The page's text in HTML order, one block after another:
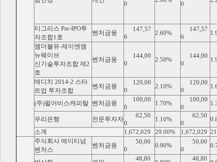
0
0
티그리스 Pre-IPO투
자조합1호
벤처금융
147,57
6
2.60%
147,57
6
엠더블유-제이엔엠
뉴웨이브
벤처금융
144,00
0
2.50%
144,00
0
신기술투자조합 제2
호
메디치 2014-2 스타
트업 투자조합
벤처금융
120,00
0
2.10%
120,00
0
(주)펄어비스캐피탈 벤처금융
100,00
0
1.70%
100,00
0
우리은행 전문투자자
62,50
0
1.10%
62,50
0
소계
1,672,029 29.00% 1,672,029
주식회사 에이티넘
벤처스
벤처금융
50,00
0
0.90%
50,00
0
48,80
48,80